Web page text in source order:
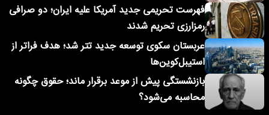
فهرست تحریمی جدید آمریکا علیه ایران؛ دو صرافی
رمزارزی تحریم شدند
عربستان سکوی توسعه جدید تتر شد؛ هدف فراتر از
استیبل‌کوین‌ها
بازنشستگی پیش از موعد برقرار ماند؛ حقوق چگونه
محاسبه می‌شود؟